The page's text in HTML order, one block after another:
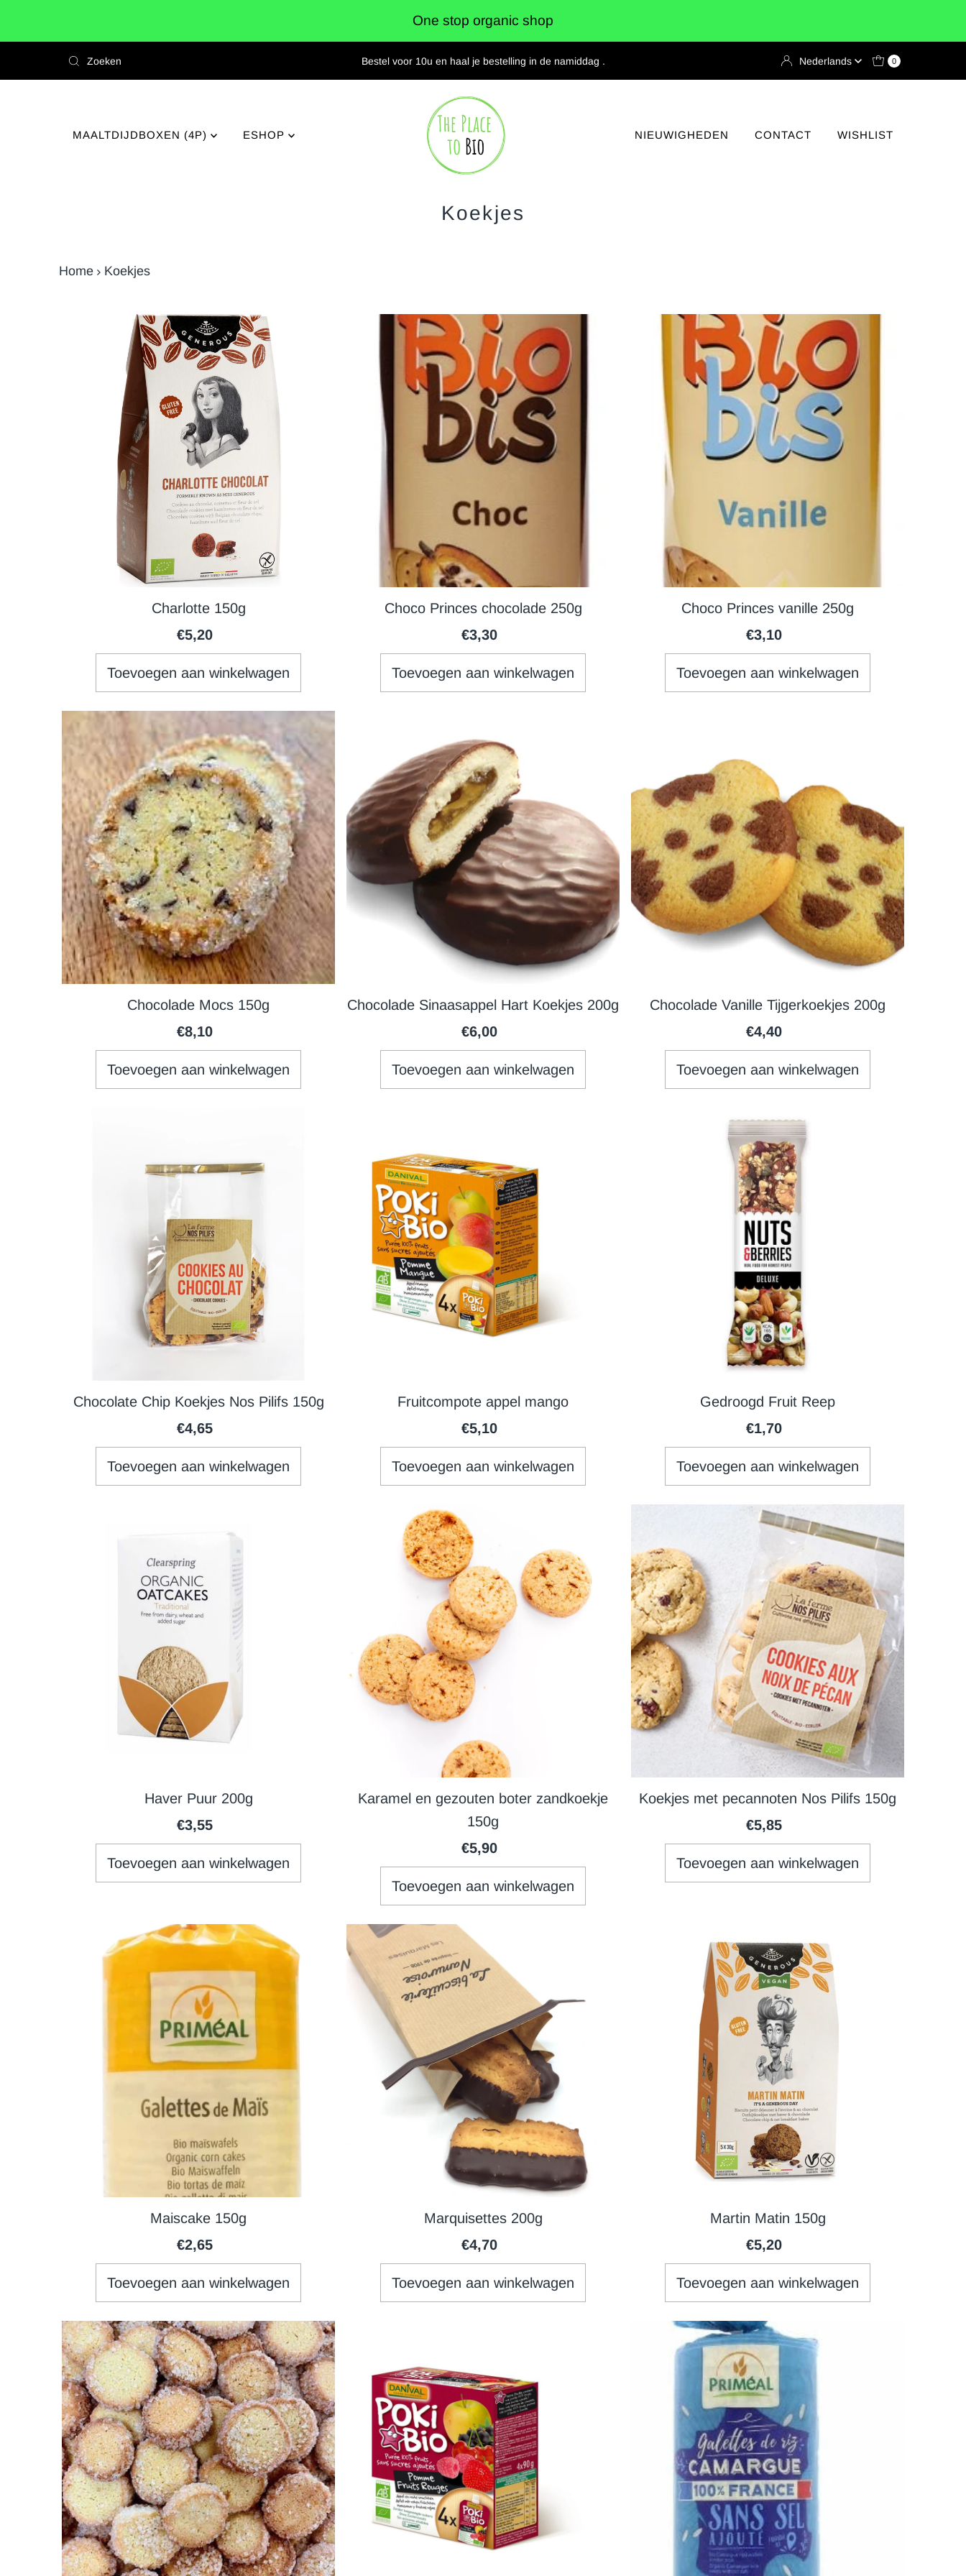
Bestel voor 10u en haal je bestelling in de namiddag . Taal
Nederlands 0
MAALTDIJDBOXEN (4P) ESHOP NIEUWIGHEDEN CONTACT WISHLIST
Koekjes
Home Koekjes
Charlotte 150g
€5,20
Choco Princes chocolade 250g
€3,30
Choco Princes vanille 250g
€3,10
Chocolade Mocs 150g
€8,10
Chocolade Sinaasappel Hart Koekjes 200g
€6,00
Chocolade Vanille Tijgerkoekjes 200g
€4,40
Chocolate Chip Koekjes Nos Pilifs 150g
€4,65
Fruitcompote appel mango
€5,10
Gedroogd Fruit Reep
€1,70
Haver Puur 200g
€3,55
Karamel en gezouten boter zandkoekje
150g
€5,90
Koekjes met pecannoten Nos Pilifs 150g
€5,85
Maiscake 150g
€2,65
Marquisettes 200g
€4,70
Martin Matin 150g
€5,20